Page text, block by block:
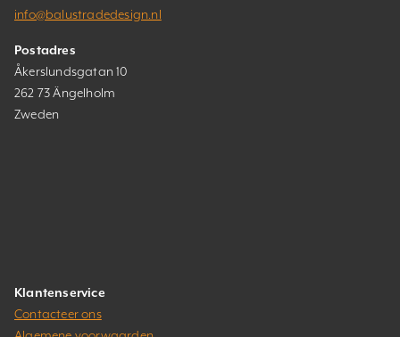
info@balustradedesign.nl
Postadres
Åkerslundsgatan 10
262 73 Ängelholm
Zweden
Klantenservice
Contacteer ons